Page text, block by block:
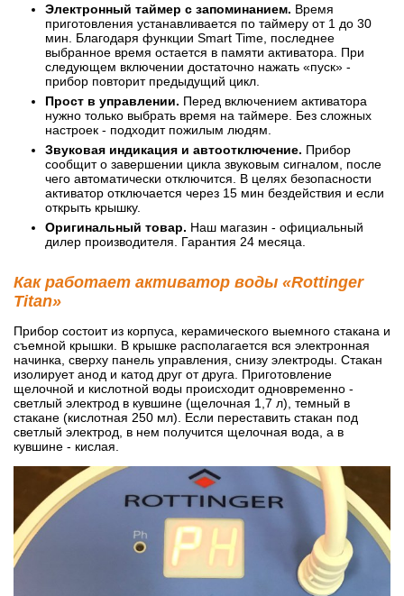
Электронный таймер с запоминанием. Время
приготовления устанавливается по таймеру от 1 до 30
мин. Благодаря функции Smart Time, последнее
выбранное время остается в памяти активатора. При
следующем включении достаточно нажать «пуск» -
прибор повторит предыдущий цикл.
Прост в управлении. Перед включением активатора
нужно только выбрать время на таймере. Без сложных
настроек - подходит пожилым людям.
Звуковая индикация и автоотключение. Прибор
сообщит о завершении цикла звуковым сигналом, после
чего автоматически отключится. В целях безопасности
активатор отключается через 15 мин бездействия и если
открыть крышку.
Оригинальный товар. Наш магазин - официальный
дилер производителя. Гарантия 24 месяца.
Как работает активатор воды «Rottinger
Titan»
Прибор состоит из корпуса, керамического выемного стакана и
съемной крышки. В крышке располагается вся электронная
начинка, сверху панель управления, снизу электроды. Стакан
изолирует анод и катод друг от друга. Приготовление
щелочной и кислотной воды происходит одновременно -
светлый электрод в кувшине (щелочная 1,7 л), темный в
стакане (кислотная 250 мл). Если переставить стакан под
светлый электрод, в нем получится щелочная вода, а в
кувшине - кислая.